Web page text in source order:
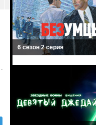
6 сезон 2 серия